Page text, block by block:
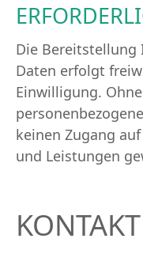
Die Bereitstellung
Daten erfolgt
Einwilligung.
keinen Zugang
und Leistungen